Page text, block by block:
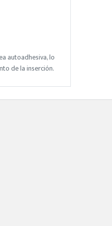
autoadhesiva, lo
de la inserción.